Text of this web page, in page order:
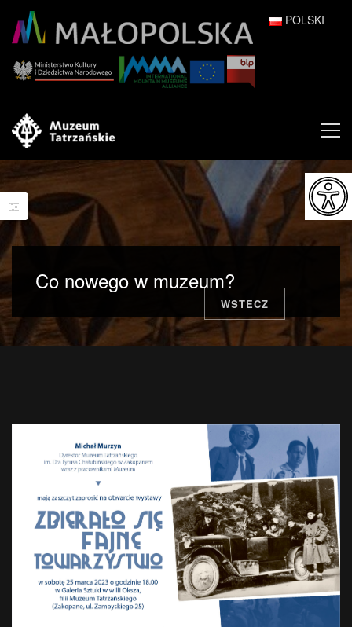
POLSKI
ENGLISH
ESPAÑOL
FRANÇAIS
ITALIANO
日本語
Co nowego w muzeum?
WSTECZ